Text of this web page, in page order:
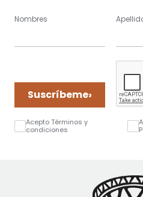
Nombres
Suscríbeme›
Acepto Términos y
condiciones